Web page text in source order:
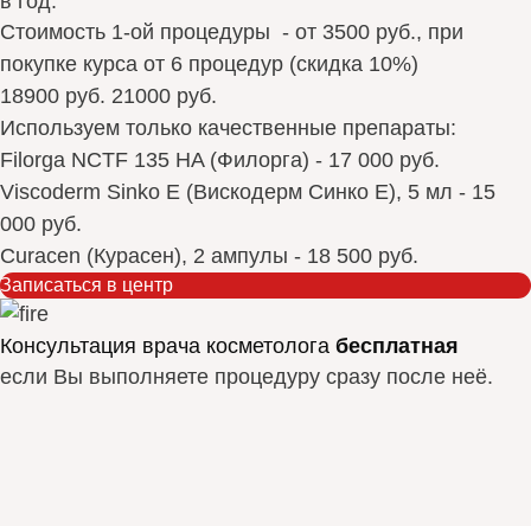
Стоимость 1-ой процедуры - от 3500 руб., при
покупке курса от 6 процедур (скидка 10%)
18900 руб. 21000 руб.
Используем только качественные препараты:
Filorga NCTF 135 HA (Филорга) - 17 000 руб.
Viscoderm Sinko E (Вискодерм Синко Е), 5 мл - 15
000 руб.
Curacen (Курасен), 2 ампулы - 18 500 руб.
Записаться в центр
Консультация врача косметолога бесплатная
если Вы выполняете процедуру сразу после неё.